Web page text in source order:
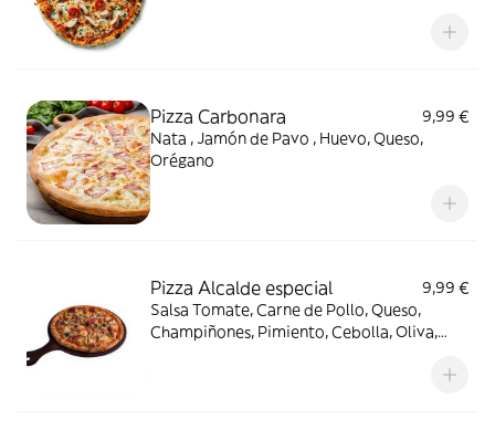
Pizza Carbonara
9,99 €
Nata , Jamón de Pavo , Huevo, Queso,
Orégano
Pizza Alcalde especial
9,99 €
Salsa Tomate, Carne de Pollo, Queso,
Champiñones, Pimiento, Cebolla, Oliva,